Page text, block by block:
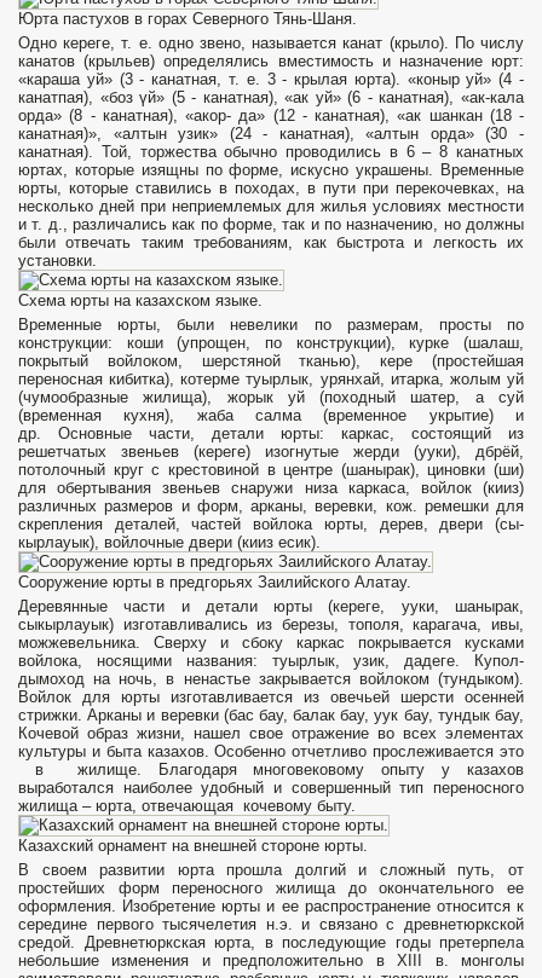
Юрта пастухов в горах Северного Тянь-Шаня.
Одно кереге, т. е. одно звено, называется канат (крыло). По числу
канатов (крыльев) определялись вме­стимость и назначение юрт:
«караша уй» (3 - канатная, т. е. 3 - крылая юрта). «коныр уй» (4 -
канатпая), «боз үй» (5 - канатная), «ак уй» (6 - канатная), «ак-кала
орда» (8 - канатная), «акор- да» (12 - канатная), «ак шанкан (18 -
канатная)», «алтын узик» (24 - канатная), «алтын орда» (30 -
канатная). Той, торжества обычно проводились в 6 – 8 канатных
юртах, которые изящны по форме, искусно украшены. Вре­менные
юрты, которые ставились в похо­дах, в пути при перекочевках, на
несколько дней при неприемлемых для жилья условиях местности
и т. д., раз­личались как по форме, так и по наз­начению, но должны
были отвечать таким требованиям, как быстрота и легкость их
установки.
Схема юрты на казахском языке.
Временные юрты, были невелики по размерам, про­сты по
конструкции: коши (упрощен, по конструкции), курке (шалаш,
покрытый войлоком, шерстяной тка­нью), кере (простейшая
переносная кибитка), котерме туырлык, урянхай, итарка, жолым уй
(чумообразные жилища), жорык уй (походный шатер, а суй
(временная кухня), жа­ба салма (временное укрытие) и
др. Основные части, детали юрты: каркас, состо­ящий из
решетчатых звеньев (кереге) изогнутые жерди (ууки), дбрёй,
потолочный круг с крестовиной в центре (шанырак), циновки (ши)
для обертывания звеньев снаружи низа каркаса, войлок (кииз)
различных разме­ров и форм, арканы, веревки, кож. ре­мешки для
скрепления деталей, ча­стей войлока юрты, дерев, двери (сы-
кырлауык), войлочные двери (кииз есик).
Сооружение юрты в предгорьях Заилийского Алатау.
Деревянные части и детали юрты (кереге, ууки, шанырак,
сыкырлауык) изго­тавливались из березы, тополя, кара­гача, ивы,
можжевельника. Сверху и сбоку каркас покрывается кусками
войлока, носящими названия: туыр­лык, узик, дадеге. Купол-
дымоход на ночь, в ненастье закрывается войло­ком (тундыком).
Войлок для юрты изготавливается из овечьей шерсти осен­ней
стрижки. Арканы и веревки (бас бау, балак бау, уук бау, тундык бау,
Кочевой образ жизни, нашел свое отражение во всех элементах
культуры и быта казахов. Особенно отчетливо прослеживается это
в жилище. Благодаря многовековому опыту у казахов
выработался наиболее удобный и совершенный тип переносного
жилища – юрта, отвечающая кочевому быту.
Казахский орнамент на внешней стороне юрты.
В своем развитии юрта прошла долгий и сложный путь, от
простейших форм переносного жилища до окончательного ее
оформления. Изобретение юрты и ее распространение относится к
середине первого тысячелетия н.э. и связано с древнетюркской
средой. Древнетюркская юрта, в последующие годы претерпела
небольшие изменения и предположительно в XIII в. монголы